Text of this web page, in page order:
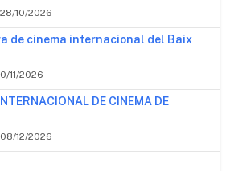
10/2026
de cinema internacional del Baix
11/2026
DE CINEMA DE
12/2026